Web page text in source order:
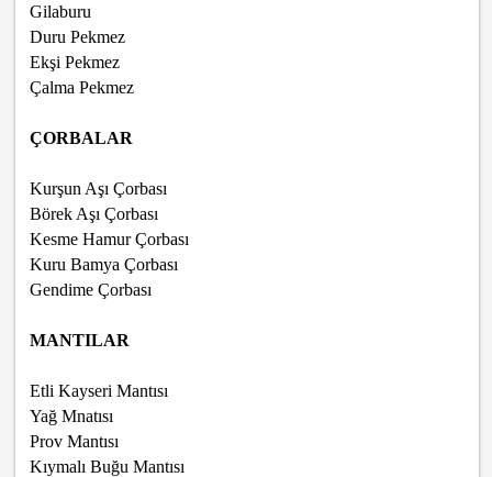
Gilaburu
Duru Pekmez
Ekşi Pekmez
Çalma Pekmez
ÇORBALAR
Kurşun Aşı Çorbası
Börek Aşı Çorbası
Kesme Hamur Çorbası
Kuru Bamya Çorbası
Gendime Çorbası
MANTILAR
Etli Kayseri Mantısı
Yağ Mnatısı
Prov Mantısı
Kıymalı Buğu Mantısı